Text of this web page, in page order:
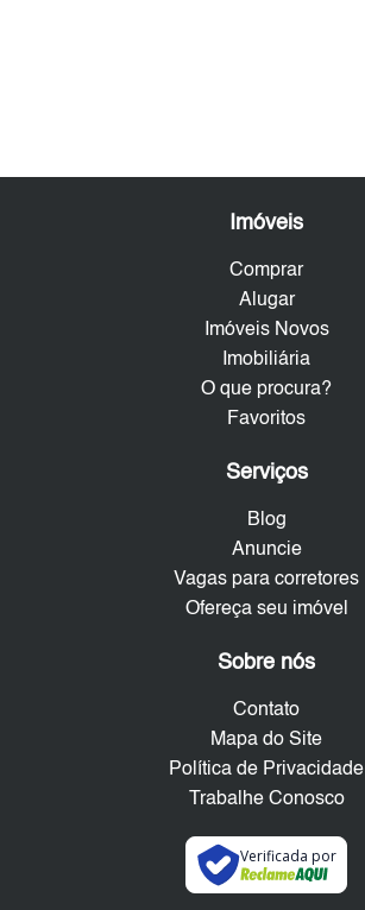
Imóveis
Comprar
Alugar
Imóveis Novos
Imobiliária
O que procura?
Favoritos
Serviços
Blog
Anuncie
Vagas para corretores
Ofereça seu imóvel
Sobre nós
Contato
Mapa do Site
Política de Privacidade
Trabalhe Conosco
Verificada por